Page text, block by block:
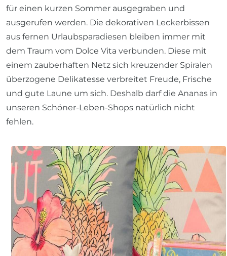
für einen kurzen Sommer ausgegraben und
ausgerufen werden. Die dekorativen Leckerbissen
aus fernen Urlaubsparadiesen bleiben immer mit
dem Traum vom Dolce Vita verbunden. Diese mit
einem zauberhaften Netz sich kreuzender Spiralen
überzogene Delikatesse verbreitet Freude, Frische
und gute Laune um sich. Deshalb darf die Ananas in
unseren Schöner-Leben-Shops natürlich nicht
fehlen.